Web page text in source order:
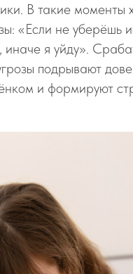
В такие моменты
«Если не уберёшь
я уйду».
подрывают
и формируют